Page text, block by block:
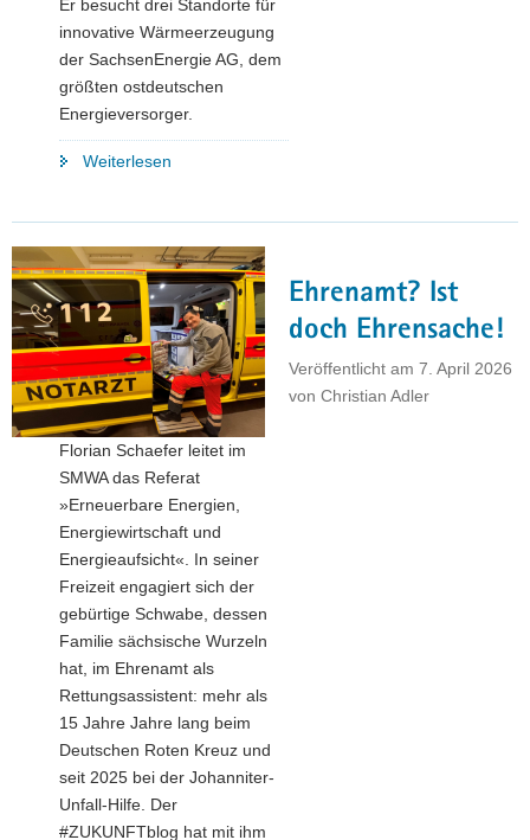
Er besucht drei Standorte für
innovative Wärmeerzeugung
der SachsenEnergie AG, dem
größten ostdeutschen
Energieversorger.
Weiterlesen
der
Praxis
funktioniert
–
Von
moderner
Kraftwerkstechnik
bis
zu
innovativen
Speicher-
und
Wärmelösungen"
Ehrenamt? Ist
doch Ehrensache!
Veröffentlicht am 7. April 2026
von Christian Adler
Florian Schaefer leitet im
SMWA das Referat
»Erneuerbare Energien,
Energiewirtschaft und
Energieaufsicht«. In seiner
Freizeit engagiert sich der
gebürtige Schwabe, dessen
Familie sächsische Wurzeln
hat, im Ehrenamt als
Rettungsassistent: mehr als
15 Jahre Jahre lang beim
Deutschen Roten Kreuz und
seit 2025 bei der Johanniter-
Unfall-Hilfe. Der
#ZUKUNFTblog hat mit ihm